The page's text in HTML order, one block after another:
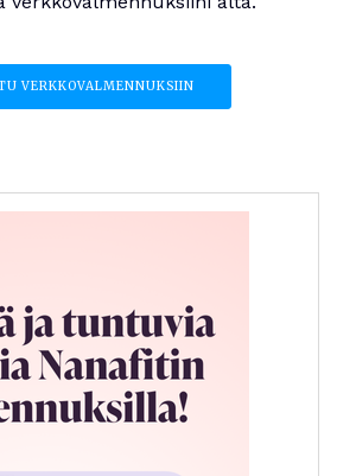
VERKKOVALMENNUKSIIN